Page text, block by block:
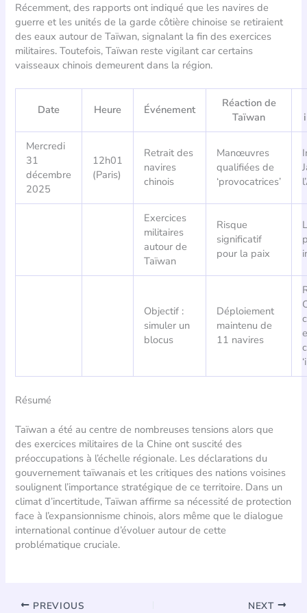
Récemment, des rapports ont indiqué que les navires de
guerre et les unités de la garde côtière chinoise se retiraient
des eaux autour de Taïwan, signalant la fin des exercices
militaires. Toutefois, Taïwan reste vigilant car certains
vaisseaux chinois demeurent dans la région.
Date Heure Événement
Réaction de
Taïwan
Mercredi
31
décembre
2025
12h01
(Paris)
Retrait des
navires
chinois
Manœuvres
qualifiées de
‘provocatrices’
Exercices
militaires
autour de
Taïwan
Risque
significatif
pour la paix
Objectif :
simuler un
blocus
Déploiement
maintenu de
11 navires
Résumé
Taïwan a été au centre de nombreuses tensions alors que
des exercices militaires de la Chine ont suscité des
préoccupations à l’échelle régionale. Les déclarations du
gouvernement taïwanais et les critiques des nations voisines
soulignent l’importance stratégique de ce territoire. Dans un
climat d’incertitude, Taïwan affirme sa nécessité de protection
face à l’expansionnisme chinois, alors même que le dialogue
international continue d’évoluer autour de cette
problématique cruciale.
PREVIOUS NEXT